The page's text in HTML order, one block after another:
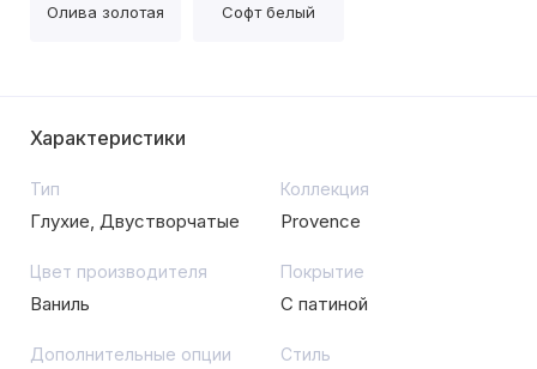
Олива золотая Софт белый
Характеристики
Тип
Глухие, Двустворчатые
Коллекция
Provence
Цвет производителя
Ваниль
Покрытие
С патиной
Дополнительные опции Стиль